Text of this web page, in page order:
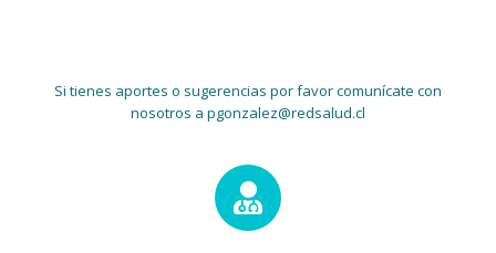
Si tienes aportes o sugerencias por favor comunícate con
nosotros a pgonzalez@redsalud.cl